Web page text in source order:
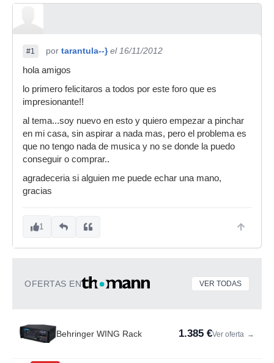
#1 por tarantula--} el 16/11/2012
hola amigos
lo primero felicitaros a todos por este foro que es
impresionante!!
al tema...soy nuevo en esto y quiero empezar a pinchar
en mi casa, sin aspirar a nada mas, pero el problema es
que no tengo nada de musica y no se donde la puedo
conseguir o comprar..
agradeceria si alguien me puede echar una mano,
gracias
1
OFERTAS EN VER TODAS
Behringer WING Rack 1.385 €Ver oferta →